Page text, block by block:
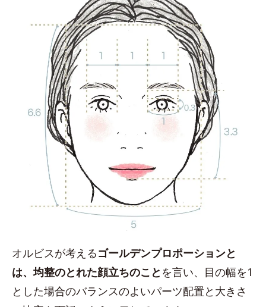
オルビスが考えるゴールデンプロポーションと
は、均整のとれた顔立ちのこと を言い、目の幅を1
とした場合のバランスのよいパーツ配置と大きさ